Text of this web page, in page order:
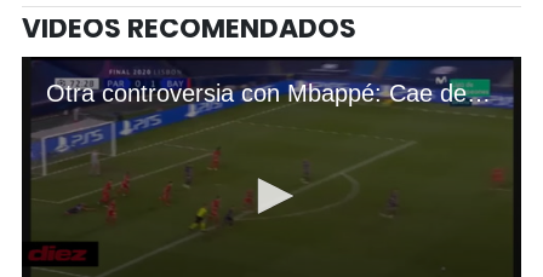
VIDEOS RECOMENDADOS
Otra controversia con Mbappé: Cae dentro del área, pero no hubo penal ni revisión en el VAR